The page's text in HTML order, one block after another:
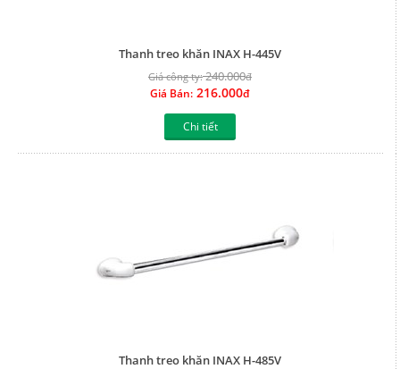
Thanh treo khăn INAX H-445V
Giá công ty:240.000đ
Giá Bán: 216.000đ
Chi tiết
Thanh treo khăn INAX H-485V